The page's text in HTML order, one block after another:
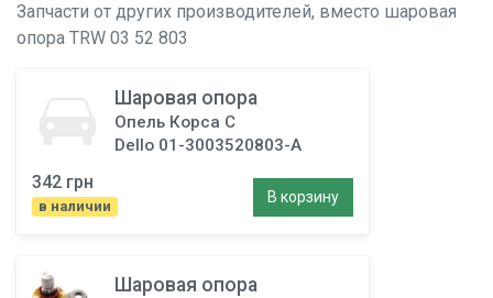
Запчасти от других производителей, вместо шаровая
опора TRW 03 52 803
Шаровая опора
Опель Корса С
Dello 01-3003520803-A
342 грн
в наличии
В корзину
Шаровая опора